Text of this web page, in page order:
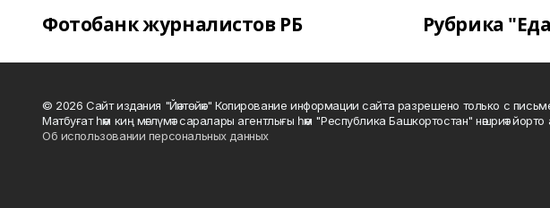
Фотобанк журналистов РБ Рубрика
© 2026 Сайт издания "Йәнтөйәк" Копирование информации сайта разрешено только с
Матбуғат һәм киң мәғлүмәт саралары агентлығы һәм "Республика Башкортостан" нәшриәт йорто
Об использовании персональных данных